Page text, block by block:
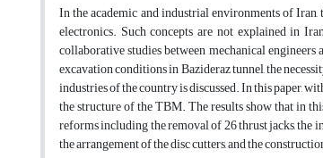
In the academic and industrial environments of
electronics. Such concepts are not explained in
collaborative studies between mechanical
excavation conditions in Bazideraz tunnel, the
industries of the country is discussed. In this paper,
the structure of the TBM. The results show that in
reforms including the removal of 26 thrust jacks, the
the arrangement of the disc cutters, and the